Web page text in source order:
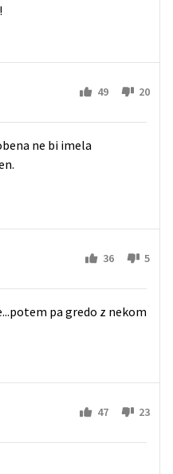
49 20
ne bi imela
36 5
pa gredo z nekom
47 23